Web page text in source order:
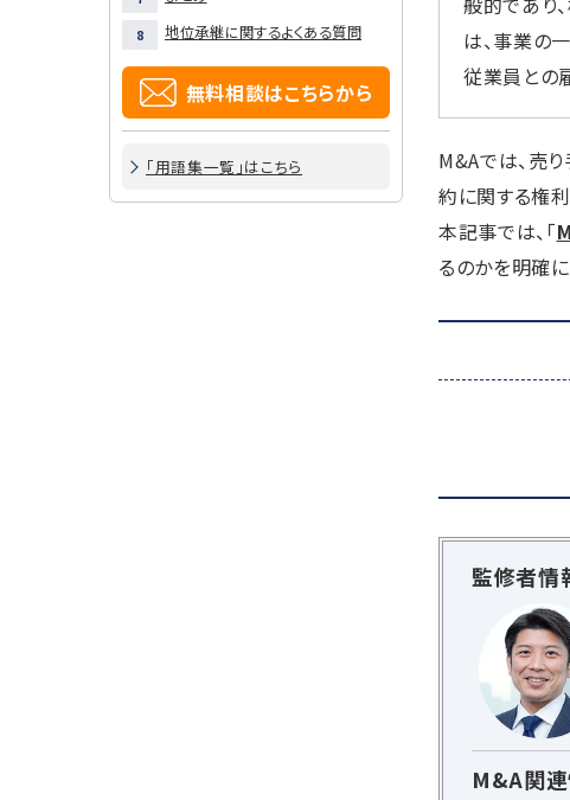
地位承継に関するよくある質問
無料相談はこちらから
「用語集一覧」はこちら
は、事業の
従業員との
M&Aでは、売
約に関する権
本記事では、「
るのかを明確に
監修者情
M&A関